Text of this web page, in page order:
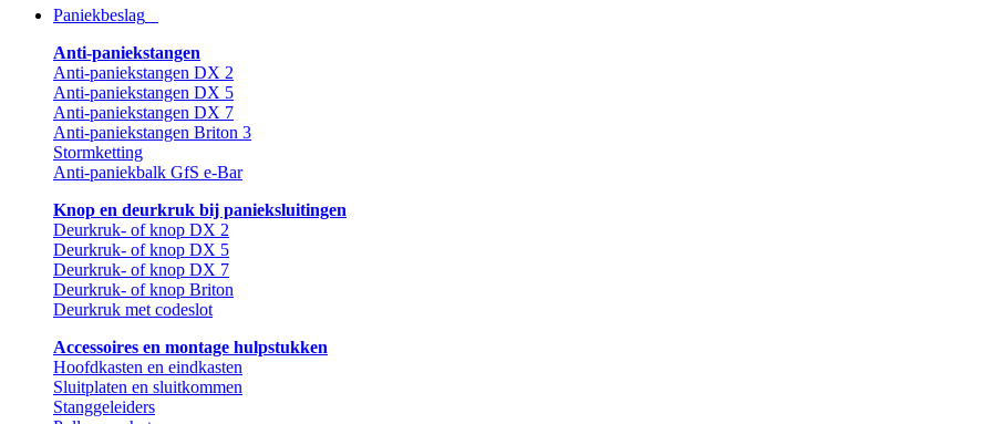
Paniekbeslag
Anti-paniekstangen
Anti-paniekstangen DX 2
Anti-paniekstangen DX 5
Anti-paniekstangen DX 7
Anti-paniekstangen Briton 3
Stormketting
Anti-paniekbalk GfS e-Bar
Knop en deurkruk bij panieksluitingen
Deurkruk- of knop DX 2
Deurkruk- of knop DX 5
Deurkruk- of knop DX 7
Deurkruk- of knop Briton
Deurkruk met codeslot
Accessoires en montage hulpstukken
Hoofdkasten en eindkasten
Sluitplaten en sluitkommen
Stanggeleiders